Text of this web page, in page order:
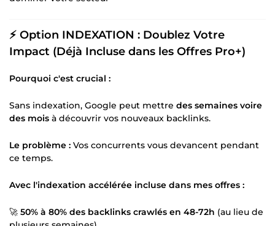
⚡ Option INDEXATION : Doublez Votre
Impact (Déjà Incluse dans les Offres Pro+)
Pourquoi c'est crucial :
Sans indexation, Google peut mettre des semaines voire
des mois à découvrir vos nouveaux backlinks.
Le problème : Vos concurrents vous devancent pendant
ce temps.
Avec l'indexation accélérée incluse dans mes offres :
🚀 50% à 80% des backlinks crawlés en 48-72h (au lieu de